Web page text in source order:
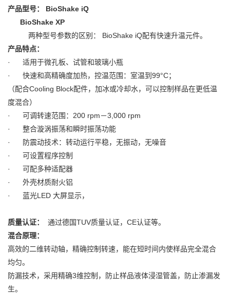
产品型号：
BioShake iQ
BioShake XP
两种型号参数的区别： BioShake iQ配有快速升温元件。
产品特点：
· 适用于微孔板、试管和玻璃小瓶
· 快速和高精确度加热，控温范围：室温到99°C；
（配合Cooling Block配件，加冰或冷却水，可以控制样品在更低温
度混合）
· 可调转速范围：200 rpm－3,000 rpm
· 整合漩涡振荡和瞬时振荡功能
· 防震动技术：转动运行平稳，无振动，无噪音
· 可设置程序控制
· 可配多种适配器
· 外壳材质耐火铝
· 蓝光LED 大屏显示，
质量认证：
通过德国TUV质量认证，CE认证等。
混合原理：
高效的二维转动轴，精确控制转速，能在短时间内使样品完全混合
均匀。
防漏技术，采用精确3维控制，防止样品液体浸湿管盖，防止渗漏发
生。